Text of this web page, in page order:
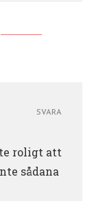
roligt att
sådana
SVARA